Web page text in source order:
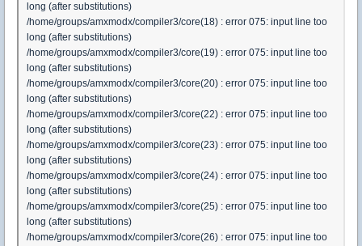
long (after substitutions)
/home/groups/amxmodx/compiler3/core(18) : error 075: input line too
long (after substitutions)
/home/groups/amxmodx/compiler3/core(19) : error 075: input line too
long (after substitutions)
/home/groups/amxmodx/compiler3/core(20) : error 075: input line too
long (after substitutions)
/home/groups/amxmodx/compiler3/core(22) : error 075: input line too
long (after substitutions)
/home/groups/amxmodx/compiler3/core(23) : error 075: input line too
long (after substitutions)
/home/groups/amxmodx/compiler3/core(24) : error 075: input line too
long (after substitutions)
/home/groups/amxmodx/compiler3/core(25) : error 075: input line too
long (after substitutions)
/home/groups/amxmodx/compiler3/core(26) : error 075: input line too